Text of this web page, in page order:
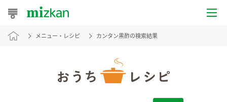
おうちレシピ
メニュー・レシピ カンタン黒酢の検索結果